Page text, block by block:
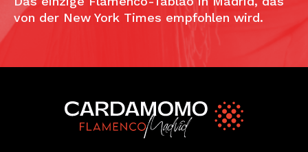
von der New York Times empfohlen wird.